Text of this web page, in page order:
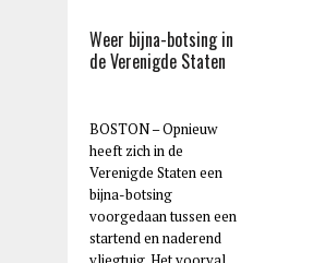
Weer bijna-botsing in
de Verenigde Staten
BOSTON – Opnieuw
heeft zich in de
Verenigde Staten een
bijna-botsing
voorgedaan tussen een
startend en naderend